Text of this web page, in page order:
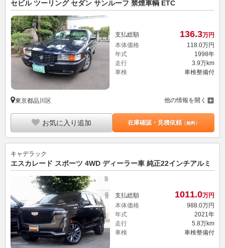
セビル ツーリング セダン サンルーフ 禁煙車輌 ETC
支払総額 136.3万円
本体価格
118. 0万円
年式
1998年
走行
3.9万km
車検
車検整備付
東京都品川区 他の情報を開く
お気に入り追加 在庫確認・見積依頼（無料）
キャデラック
エスカレード スポーツ 4WD ディーラー車 純正22インチアルミ
支払総額 1011.0万円
本体価格
988.0万円
年式
2021年
走行
5.8万km
車検
車検整備付